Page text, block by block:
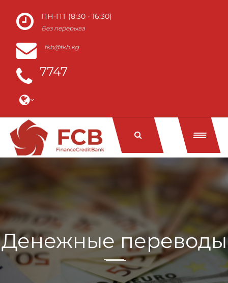
ПН-ПТ (8:30 - 16:30)
Без перерыва
fkb@fkb.kg
7747
Денежные переводы